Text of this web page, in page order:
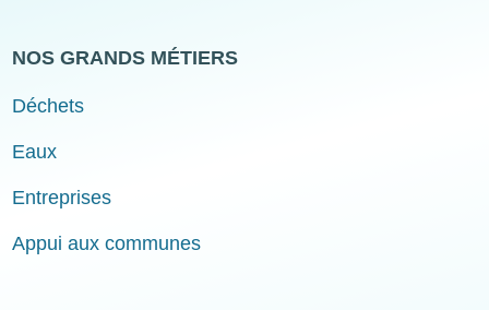
NOS GRANDS MÉTIERS
Déchets
Eaux
Entreprises
Appui aux communes